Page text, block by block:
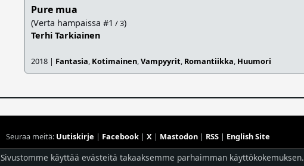
Pure mua
(Verta hampaissa #1 / 3)
Terhi Tarkiainen
2018 | Fantasia, Kotimainen,Vampyyrit, Romantiikka, Huumori
Seuraa meitä: Uutiskirje | Facebook| X| Mastodon| RSS| English Site
Hostingpalvelun tarjoaaPlaneetta Internet Oy
Sivustomme käyttää evästeitä takaaksemme parhaimman käyttökokemuksen.